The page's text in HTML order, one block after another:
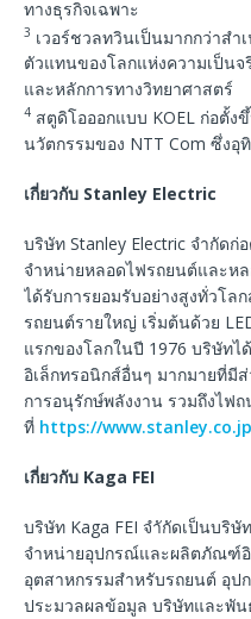
ทางธุรกิจเฉพาะ
3 เวอร์ชวลทวินเป็นมากกว่าส
ตัวแทนของโลกแห่งความเป็น
และหลักการทางวิทยาศาสตร์
4 สตูดิโอออกแบบ KOEL ก่อตั้ง
นวัตกรรมของ NTT Com ซึ่งอุ
เกี่ยวกับ Stanley Electric
บริษัท Stanley Electric จำกัดก่
จำหน่ายหลอดไฟรถยนต์และห
ได้รับการยอมรับอย่างสูงทั่วโ
รถยนต์รายใหญ่ เริ่มต้นด้วย
แรกของโลกในปี 1976 บริษัท
อิเล็กทรอนิกส์อื่นๆ มากมายที่มี
การอนุรักษ์พลังงาน รวมถึงไฟ
ที่ https://
เกี่ยวกับ Kaga FEI
บริษัท Kaga FEI จำักัดเป็นบริ
จำหน่ายอุปกรณ์และผลิตภัณฑ์
อุตสาหกรรมสำหรับรถยนต์ อุ
ประมวลผลข้อมูล บริษัทและพั